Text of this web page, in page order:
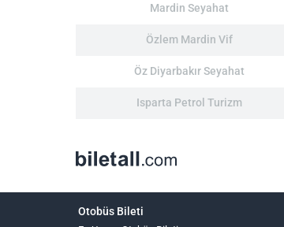
Mardin Seyahat
Özlem Mardin Vif
Öz Diyarbakır Seyahat
Isparta Petrol Turizm
Otobüs Bileti